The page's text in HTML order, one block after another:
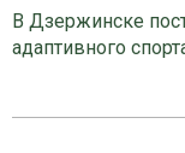
В Дзержинске
адаптивного